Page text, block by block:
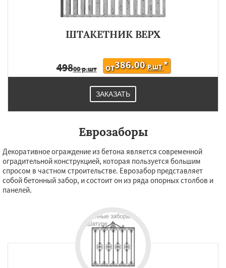
ШТАКЕТНИК ВЕРХ
49800 р.шт ОТ386.00 Р.ШТ*
ЗАКАЗАТЬ
Еврозаборы
Декоративное ограждение из бетона является современной
оградительной конструкцией, которая пользуется большим
спросом в частном строительстве. Еврозабор представляет
собой бетонный забор, и состоит он из ряда опорных столбов и
панелей.